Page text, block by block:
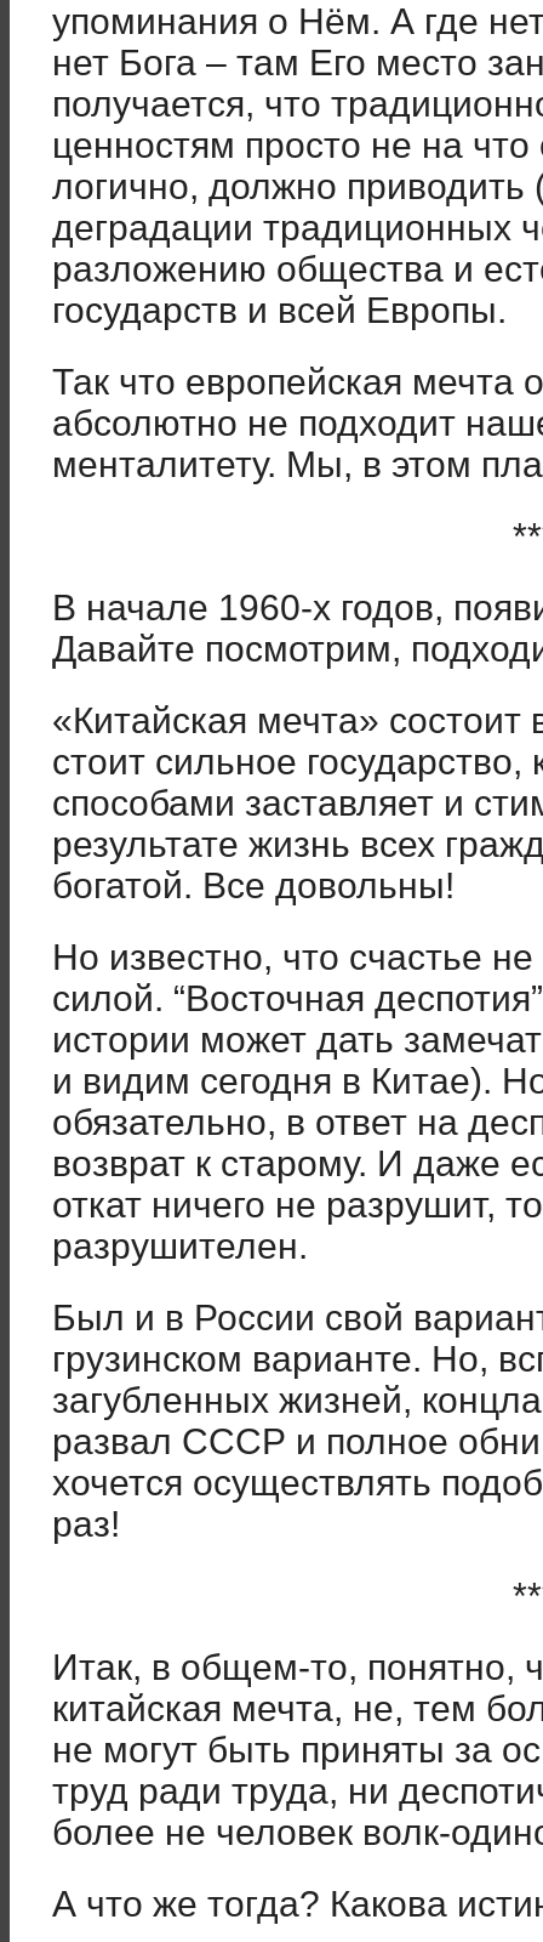
упоминания о Нём. А где
нет Бога – там Его место
получается, что
ценностям просто не на
логично, должно приводить
деградации традиционных
разложению общества и
государств и всей Европы.
Так что европейская мечта
абсолютно не подходит
менталитету. Мы, в этом
В начале 1960-х годов,
Давайте посмотрим,
«Китайская мечта» состоит
стоит сильное
способами заставляет и
результате жизнь всех
богатой. Все довольны!
Но известно, что счастье
силой. “Восточная
истории может дать
и видим сегодня в Китае).
обязательно, в ответ на
возврат к старому. И даже
откат ничего не разрушит,
разрушителен.
Был и в России свой
грузинском варианте. Но,
загубленных жизней,
развал СССР и полное
хочется осуществлять
раз!
Итак, в общем-то, понятно,
китайская мечта, не, тем
не могут быть приняты за
труд ради труда, ни
более не человек волк-
А что же тогда? Какова